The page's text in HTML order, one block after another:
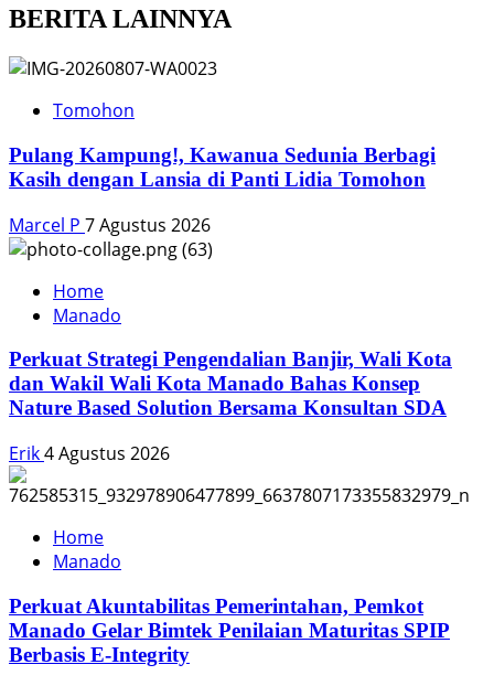
BERITA LAINNYA
Tomohon
Pulang Kampung!, Kawanua Sedunia Berbagi
Kasih dengan Lansia di Panti Lidia Tomohon
Marcel P 7 Agustus 2026
Home
Manado
Perkuat Strategi Pengendalian Banjir, Wali Kota
dan Wakil Wali Kota Manado Bahas Konsep
Nature Based Solution Bersama Konsultan SDA
Erik4 Agustus 2026
Home
Manado
Perkuat Akuntabilitas Pemerintahan, Pemkot
Manado Gelar Bimtek Penilaian Maturitas SPIP
Berbasis E-Integrity